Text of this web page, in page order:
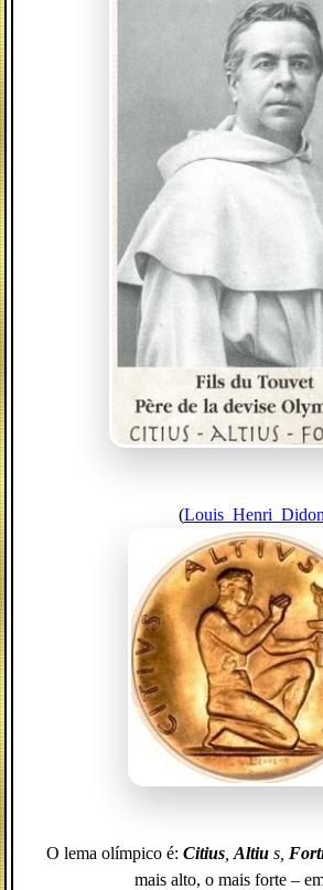
(Louis_Henri_Didon
O lema olímpico é: Citius, Altius,
mais alto, o mais forte –